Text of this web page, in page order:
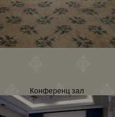
Конференц зал